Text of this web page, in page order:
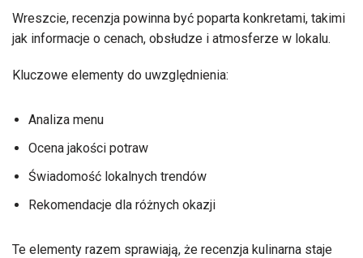
Wreszcie, recenzja powinna być poparta konkretami, takimi
jak informacje o cenach, obsłudze i atmosferze w lokalu.
Kluczowe elementy do uwzględnienia:
Analiza menu
Ocena jakości potraw
Świadomość lokalnych trendów
Rekomendacje dla różnych okazji
Te elementy razem sprawiają, że recenzja kulinarna staje